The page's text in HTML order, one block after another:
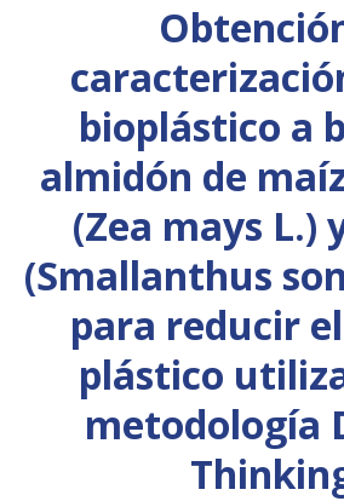
Alumnos Profesores Antiguos Alumnos
Público general
Licenciamiento Biblioteca
bioplástico a
almidón de
(Zea mays L.)
(Smallanthus
para reducir
plástico
metodología